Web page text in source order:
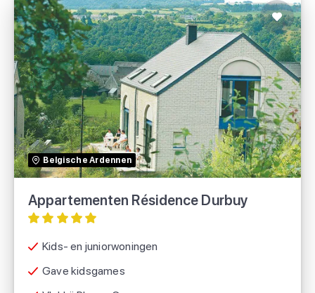
Belgische Ardennen
Appartementen Résidence Durbuy
Kids- en juniorwoningen
Gave kidsgames
Appartementen Résidence Durbuy